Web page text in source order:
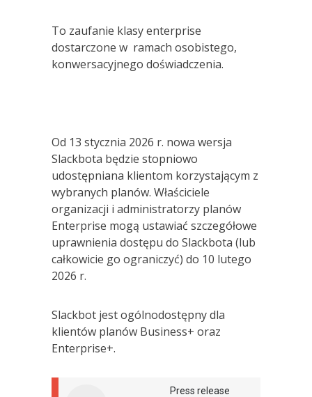
To zaufanie klasy enterprise
dostarczone w ramach osobistego,
konwersacyjnego doświadczenia.
Od 13 stycznia 2026 r. nowa wersja
Slackbota będzie stopniowo
udostępniana klientom korzystającym z
wybranych planów. Właściciele
organizacji i administratorzy planów
Enterprise mogą ustawiać szczegółowe
uprawnienia dostępu do Slackbota (lub
całkowicie go ograniczyć) do 10 lutego
2026 r.
Slackbot jest ogólnodostępny dla
klientów planów Business+ oraz
Enterprise+.
Press release